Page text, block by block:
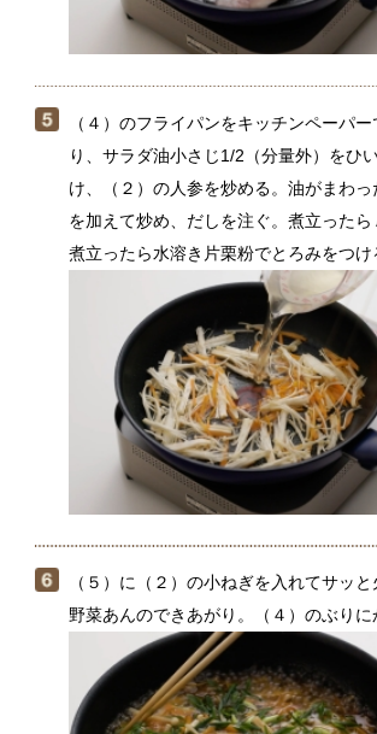
（５）に（２）の小ねぎを入れてサッと火を
野菜あんのできあがり。（４）のぶりにかけ
ぶりに片栗粉をふってから焼くことで、表面は
ッ、中はふっくらと焼きあがります。